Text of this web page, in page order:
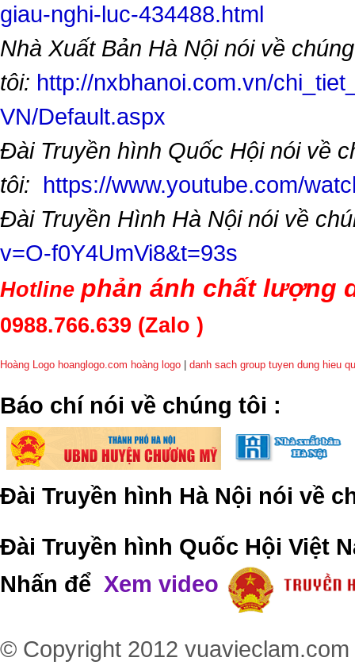
giau-nghi-luc-434488.html
Nhà Xuất Bản Hà Nội nói về chúng
tôi: http://nxbhanoi.com.vn/
VN/Default.aspx
Đài Truyền hình Quốc Hội nói về
tôi: https://www.youtube.com/
Đài Truyền Hình Hà Nội nói về
v=O-f0Y4UmVi8&t=93s
Hotline phản ánh chất lượng
0988.766.639 (Zalo )
Hoàng Logo hoanglogo.com hoàng logo danh sach group tuyen dung hieu
​Báo chí nói về chúng tôi :
Đài Truyền hình Hà Nội nói về
Đài Truyền hình Quốc Hội Việt
Nhấn để Xem video
© Copyright 2012 vuavieclam.com